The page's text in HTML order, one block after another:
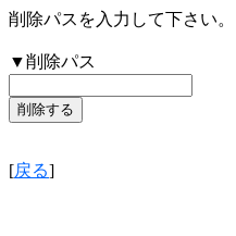
削除パスを入力して下さい。
▼削除パス
[戻る]